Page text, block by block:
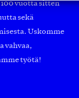
vuotta sitten
sekä
Uskomme
vahvaa,
työtä!